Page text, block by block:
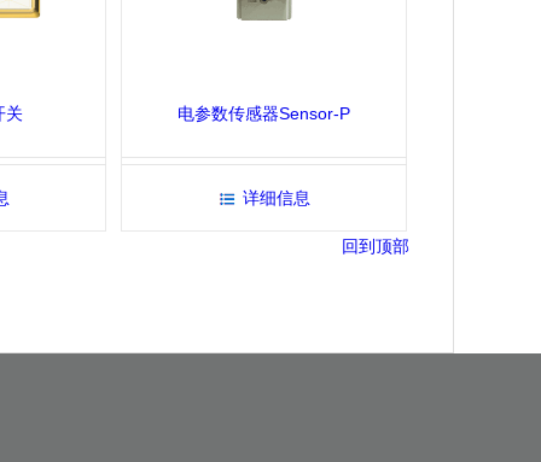
关 电参数传感器Sensor-P
详细信息
回到顶部